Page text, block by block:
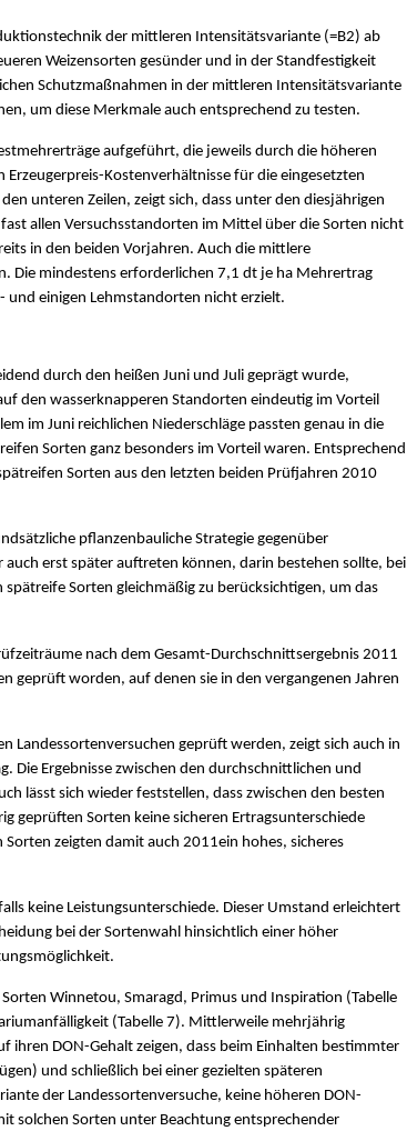
der mittleren Intensitätsvariante (=B2) ab
Weizensorten gesünder und in der Standfestigkeit
Schutzmaßnahmen in der mittleren Intensitätsvariante
um diese Merkmale auch entsprechend zu testen.
aufgeführt, die jeweils durch die höheren
Kostenverhältnisse für die eingesetzten
unteren Zeilen, zeigt sich, dass unter den diesjährigen
allen Versuchsstandorten im Mittel über die Sorten nicht
in den beiden Vorjahren. Auch die mittlere
Die mindestens erforderlichen 7,1 dt je ha Mehrertrag
und einigen Lehmstandorten nicht erzielt.
durch den heißen Juni und Juli geprägt wurde,
den wasserknapperen Standorten eindeutig im Vorteil
im Juni reichlichen Niederschläge passten genau in die
Sorten ganz besonders im Vorteil waren. Entsprechend
Sorten aus den letzten beiden Prüfjahren 2010
pflanzenbauliche Strategie gegenüber
erst später auftreten können, darin bestehen sollte, bei
Sorten gleichmäßig zu berücksichtigen, um das
nach dem Gesamt-Durchschnittsergebnis 2011
geprüft worden, auf denen sie in den vergangenen Jahren
Landessortenversuchen geprüft werden, zeigt sich auch in
Die Ergebnisse zwischen den durchschnittlichen und
lässt sich wieder feststellen, dass zwischen den besten
geprüften Sorten keine sicheren Ertragsunterschiede
zeigten damit auch 2011ein hohes, sicheres
keine Leistungsunterschiede. Dieser Umstand erleichtert
bei der Sortenwahl hinsichtlich einer höher
Winnetou, Smaragd, Primus und Inspiration (Tabelle
(Tabelle 7). Mittlerweile mehrjährig
DON-Gehalt zeigen, dass beim Einhalten bestimmter
und schließlich bei einer gezielten späteren
der Landessortenversuche, keine höheren DON-
solchen Sorten unter Beachtung entsprechender